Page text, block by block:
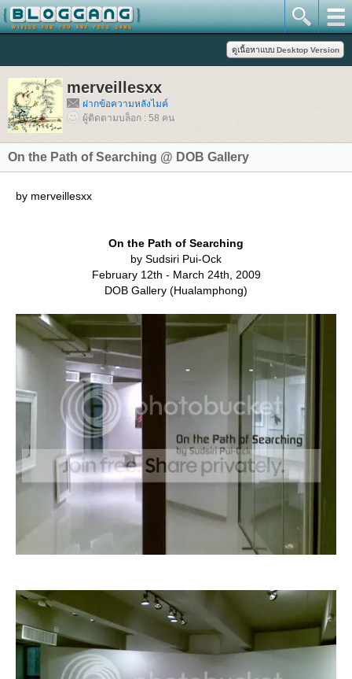
merveillesxx
ฝากข้อความหลังไมค์
ผู้ติดตามบล็อก : 58 คน
On the Path of Searching @ DOB Gallery
by merveillesxx
On the Path of Searching
by Sudsiri Pui-Ock
February 12th - March 24th, 2009
DOB Gallery (Hualamphong)